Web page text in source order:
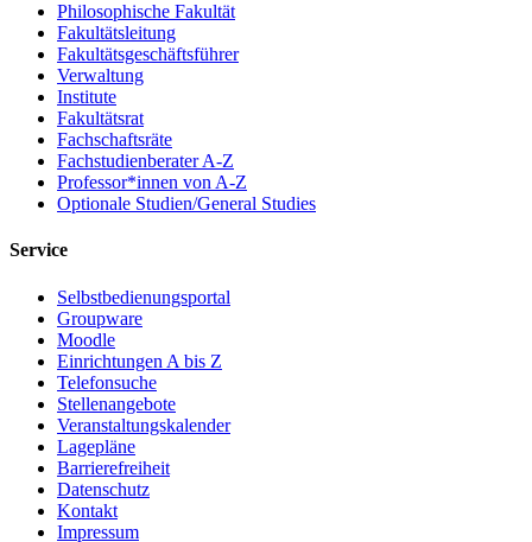
Philosophische Fakultät
Fakultätsleitung
Fakultätsgeschäftsführer
Verwaltung
Institute
Fakultätsrat
Fachschaftsräte
Fachstudienberater A-Z
Professor*innen von A-Z
Optionale Studien/General Studies
Service
Selbstbedienungsportal
Groupware
Moodle
Einrichtungen A bis Z
Telefonsuche
Stellenangebote
Veranstaltungskalender
Lagepläne
Barrierefreiheit
Datenschutz
Kontakt
Impressum